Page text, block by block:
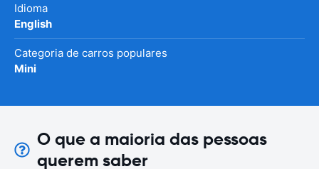
Idioma
English
Categoria de carros populares
Mini
O que a maioria das pessoas
querem saber